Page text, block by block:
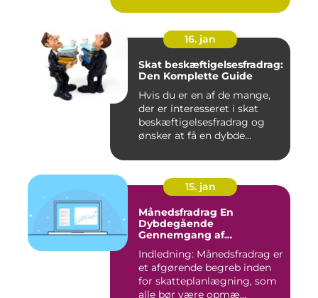
16. jan
Skat beskæftigelsesfradrag:
Den Komplette Guide
Hvis du er en af de mange,
der er interesseret i skat
beskæftigelsesfradrag og
ønsker at få en dybde...
15. jan
Månedsfradrag En
Dybdegående
Gennemgang af
Indledning: Månedsfradrag er
et afgørende begreb inden
for skatteplanlægning, som
alle bør være opmæ...